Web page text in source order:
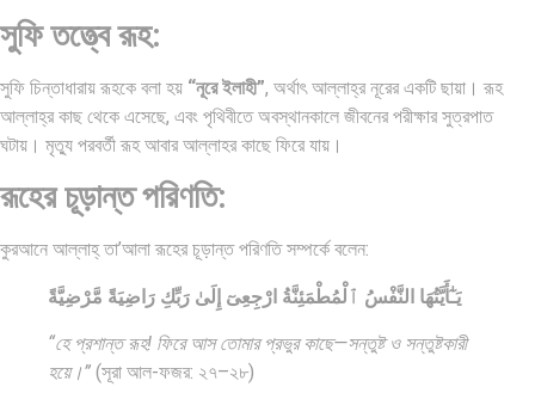
সুফি তত্ত্বে রূহ:
সুফি চিন্তাধারায় রূহকে বলা হয় “নূরে ইলাহী”, অর্থাৎ আল্লাহ্‌র নূরের একটি ছায়া। রূহ
আল্লাহ্‌র কাছ থেকে এসেছে, এবং পৃথিবীতে অবস্থানকালে জীবনের পরীক্ষার সুত্রপাত
ঘটায়। মৃত্যু পরবর্তী রূহ আবার আল্লাহর কাছে ফিরে যায়।
রূহের চূড়ান্ত পরিণতি:
কুরআনে আল্লাহ্‌ তা’আলা রূহের চূড়ান্ত পরিণতি সম্পর্কে বলেন:
يَـٰٓأَيَّتُهَا النَّفْسُ ٱلْمُطْمَئِنَّةُ ارْجِعِىٓ إِلَىٰ رَبِّكِ رَاضِيَةً مَّرْضِيَّةً
“হে প্রশান্ত রূহ! ফিরে আস তোমার প্রভুর কাছে—সন্তুষ্ট ও সন্তুষ্টকারী
হয়ে।” (সূরা আল-ফজর: ২৭–২৮)